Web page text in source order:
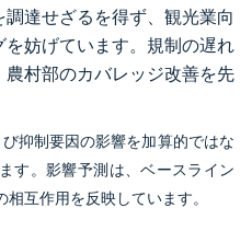
達せざるを得ず、観光業向
妨げています。規制の遅れ
村部のカバレッジ改善を先
抑制要因の影響を加算的ではな
す。影響予測は、ベースライン
互作用を反映しています。